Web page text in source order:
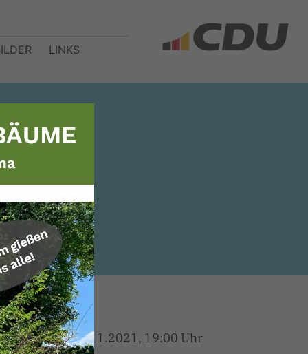
LINKS
08.11.2021, 19:00 Uhr